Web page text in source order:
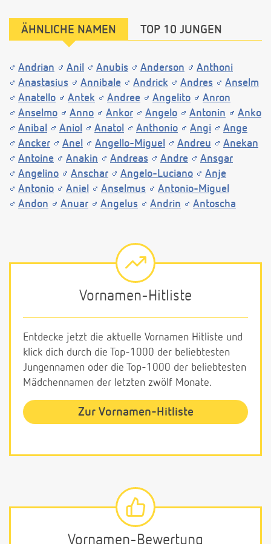
ÄHNLICHE NAMEN TOP 10 JUNGEN
Andrian Anil Anubis Anderson
Anthoni
Anastasius
Annibale Andrick Andres
Anselm
Anatello
Antek Andree Angelito
Anron
Anselmo
Anno Ankor Angelo Antonin
Anko
Anibal
Aniol Anatol Anthonio Angi
Ange
Ancker
Anel Angello-Miguel Andreu
Anekan
Antoine
Anakin Andreas Andre
Ansgar
Angelino
Anschar Angelo-Luciano
Anje
Antonio
Aniel Anselmus
Antonio-Miguel
Andon
Anuar Angelus Andrin Antoscha
Vornamen-Hitliste
Entdecke jetzt die aktuelle Vornamen Hitliste und
klick dich durch die Top-1000 der beliebtesten
Jungennamen oder die Top-1000 der beliebtesten
Mädchennamen der letzten zwölf Monate.
Zur Vornamen-Hitliste
Vornamen-Bewertung